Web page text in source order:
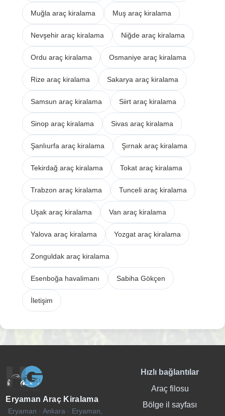
Muğla araç kiralama Muş araç kiralama
Nevşehir araç kiralama Niğde araç kiralama
Ordu araç kiralama Osmaniye araç kiralama
Rize araç kiralama Sakarya araç kiralama
Samsun araç kiralama Siirt araç kiralama
Sinop araç kiralama Sivas araç kiralama
Şanlıurfa araç kiralama Şırnak araç kiralama
Tekirdağ araç kiralama Tokat araç kiralama
Trabzon araç kiralama Tunceli araç kiralama
Uşak araç kiralama Van araç kiralama
Yalova araç kiralama Yozgat araç kiralama
Zonguldak araç kiralama
Esenboğa havalimanı Sabiha Gökçen
İletişim
Eryaman Araç Kiralama
Eryaman · Ankara · Eryaman,
Hızlı bağlantılar
Araç filosu
Bölge il sayfası